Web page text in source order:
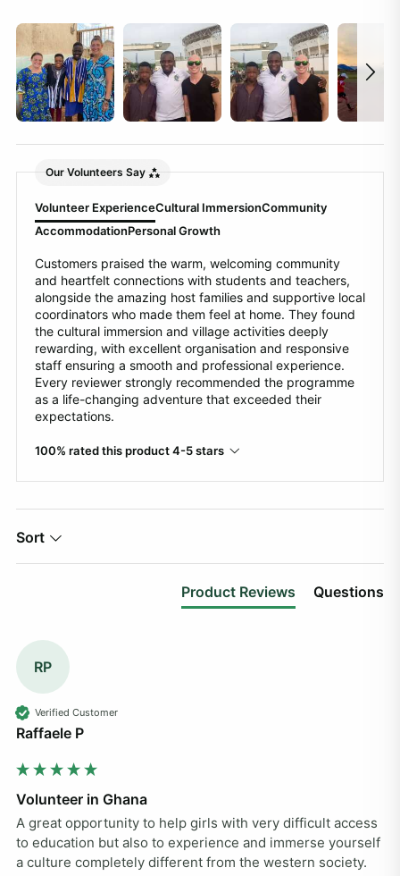
Our Volunteers Say
Volunteer ExperienceCultural ImmersionCommunity
AccommodationPersonal Growth
Customers praised the warm, welcoming community
and heartfelt connections with students and teachers,
alongside the amazing host families and supportive local
coordinators who made them feel at home. They found
the cultural immersion and village activities deeply
rewarding, with excellent organisation and responsive
staff ensuring a smooth and professional experience.
Every reviewer strongly recommended the programme
as a life-changing adventure that exceeded their
expectations.
100% rated this product 4-5 stars
Sort
Product Reviews Questions
RP
Verified Customer
Raffaele P
Volunteer in Ghana
A great opportunity to help girls with very difficult access
to education but also to experience and immerse yourself
a culture completely different from the western society.